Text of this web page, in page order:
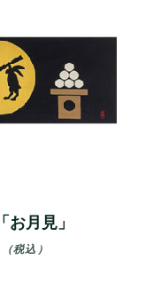
お月見」
（税込）